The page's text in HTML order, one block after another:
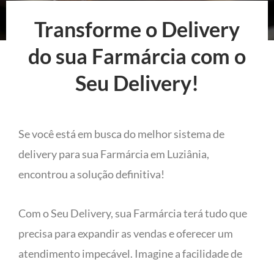
Transforme o Delivery
do sua Farmárcia com o
Seu Delivery!
Se você está em busca do melhor sistema de
delivery para sua Farmárcia em Luziânia,
encontrou a solução definitiva!
Com o Seu Delivery, sua Farmárcia terá tudo que
precisa para expandir as vendas e oferecer um
atendimento impecável. Imagine a facilidade de